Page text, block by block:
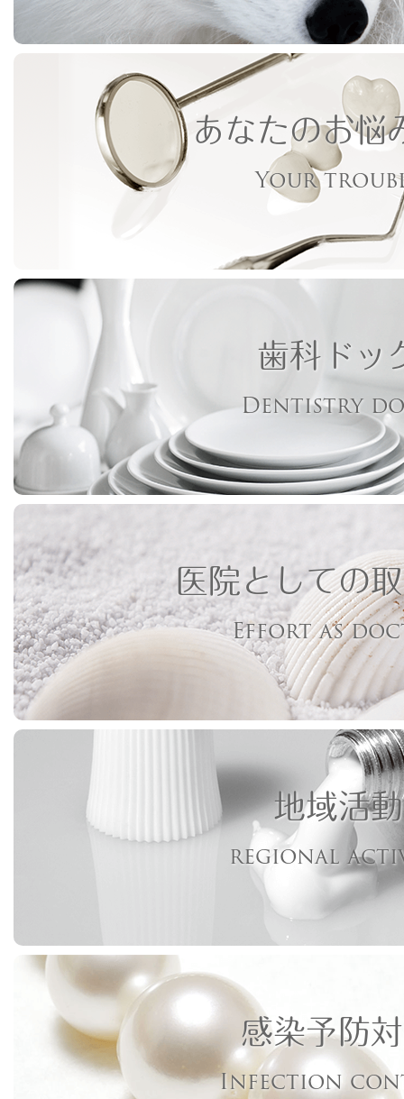
あなたのお悩
Your
歯科ドッ
Dentistry
医院としての
Effort as
地域活動
regional
感染予防
Infection